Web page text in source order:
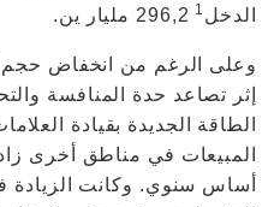
الدخل 1
وعلى الرغم من انخفاض حجم
إثر تصاعد حدة المنافسة
الطاقة الجديدة بقيادة
المبيعات في مناطق أخرى
أساس سنوي. وكانت الزيادة